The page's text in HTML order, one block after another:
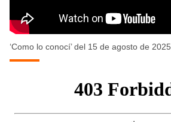
‘Como lo conocí’ del 15 de agosto de 2025